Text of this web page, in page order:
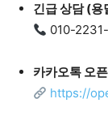
긴급 상담 (용
010-
카카오톡 오
https://